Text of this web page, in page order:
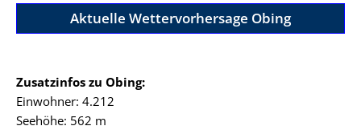
Aktuelle Wettervorhersage Obing
Zusatzinfos zu Obing:
Einwohner: 4.212
Seehöhe: 562 m